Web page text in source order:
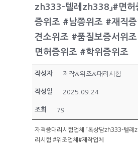
zh333-텔레zh338」#면허
증위조 #남쯩위조 #재직
견소위조 #품질보증서위
면허증위조 #학위증위조
작성자 제작&위조&대리시험
작성일 2025.09.24
조회 79
자격증대리시험업체 「톡상담zh333-텔레
리시험 #위조업체#제작업체